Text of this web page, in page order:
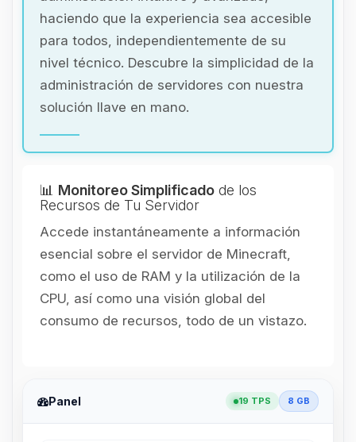
haciendo que la experiencia sea accesible
para todos, independientemente de su
nivel técnico. Descubre la simplicidad de la
administración de servidores con nuestra
solución llave en mano.
📊 Monitoreo Simplificado de los
Recursos de Tu Servidor
Accede instantáneamente a información
esencial sobre el servidor de Minecraft,
como el uso de RAM y la utilización de la
CPU, así como una visión global del
consumo de recursos, todo de un vistazo.
Panel 19 TPS 8 GB
Yupi, por fin alguien con quien